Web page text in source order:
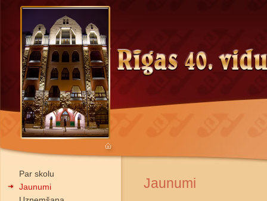
Par skolu
Jaunumi
Jaunumi